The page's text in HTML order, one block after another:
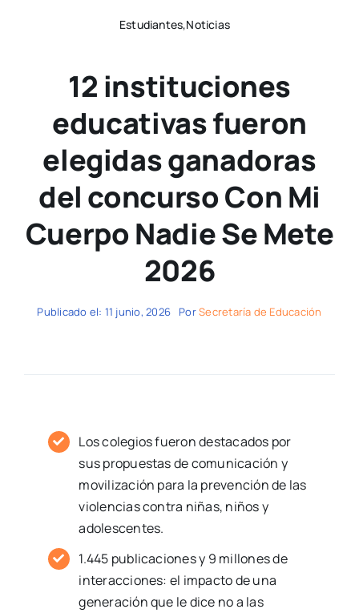
Estudiantes,Noticias
12 instituciones
educativas fueron
elegidas ganadoras
del concurso Con Mi
Cuerpo Nadie Se Mete
2026
Publicado el: 11 junio, 2026 PorSecretaría de Educación
Los colegios fueron destacados por
sus propuestas de comunicación y
movilización para la prevención de las
violencias contra niñas, niños y
adolescentes.
1.445 publicaciones y 9 millones de
interacciones: el impacto de una
generación que le dice no a las